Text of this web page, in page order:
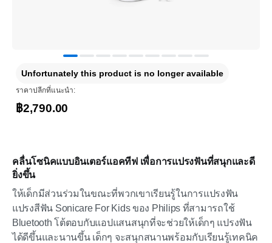
คลื่นโซนิคแบบอินเตอร์แอคทีฟ เพื่อการแปรงฟันที่สนุกและดี
ยิ่งขึ้น
ให้เด็กมีส่วนร่วมในขณะที่พวกเขาเรียนรู้ในการแปรงฟัน
แปรงสีฟัน Sonicare For Kids ของ Philips ที่สามารถใช้
Bluetooth โต้ตอบกับแอปแสนสนุกที่จะช่วยให้เด็กๆ แปรงฟัน
ได้ดีขึ้นและนานขึ้น เด็กๆ จะสนุกสนานพร้อมกับเรียนรู้เทคนิค
Unfortunately this product is no longer available
ราคาปลีกที่แนะนำ:
฿2,790.00